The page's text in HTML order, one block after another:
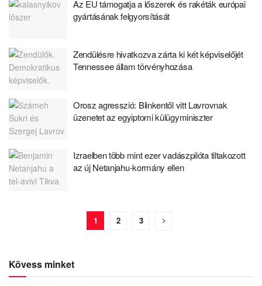
Az EU támogatja a lőszerek és rakéták európai
gyártásának felgyorsítását
Zendülésre hivatkozva zárta ki két képviselőjét
Tennessee állam törvényhozása
Orosz agresszió: Blinkentől vitt Lavrovnak
üzenetet az egyiptomi külügyminiszter
Izraelben több mint ezer vadászpilóta tiltakozott
az új Netanjahu-kormány ellen
1 2 3
Kövess minket